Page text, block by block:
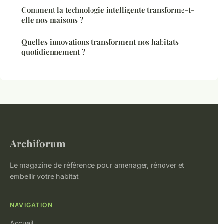
Comment la technologie intelligente transforme-t-
elle nos maisons ?
Quelles innovations transforment nos habitats
quotidiennement ?
Archiforum
Le magazine de référence pour aménager, rénover et
embellir votre habitat
NAVIGATION